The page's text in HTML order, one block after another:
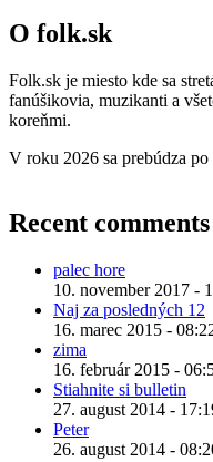
O folk.sk
Folk.sk je miesto kde sa
fanúšikovia, muzikanti a
koreňmi.
V roku 2026 sa prebúdza
Recent comments
palec hore
10. november 2017 -
Naj za posledných 12
16. marec 2015 -
zima
16. február 2015 -
Stiahnite si bulletin
27. august 2014 -
Peter
26. august 2014 -